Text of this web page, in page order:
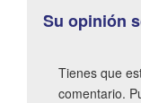
Su opinión
Tienes que
comentario.